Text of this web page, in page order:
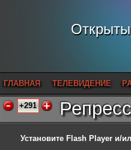
ГЛАВНАЯ ТЕЛЕВИДЕНИЕ
+291
Установите Flash Player и/